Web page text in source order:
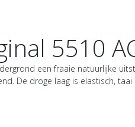
5510
een fraaie natuurlijke
De droge laag is elastisch,